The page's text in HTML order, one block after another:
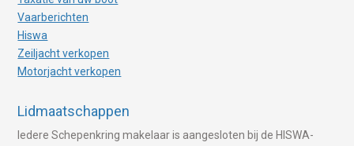
Vaarberichten
Hiswa
Zeiljacht verkopen
Motorjacht verkopen
Lidmaatschappen
Iedere Schepenkring makelaar is aangesloten bij de HISWA-